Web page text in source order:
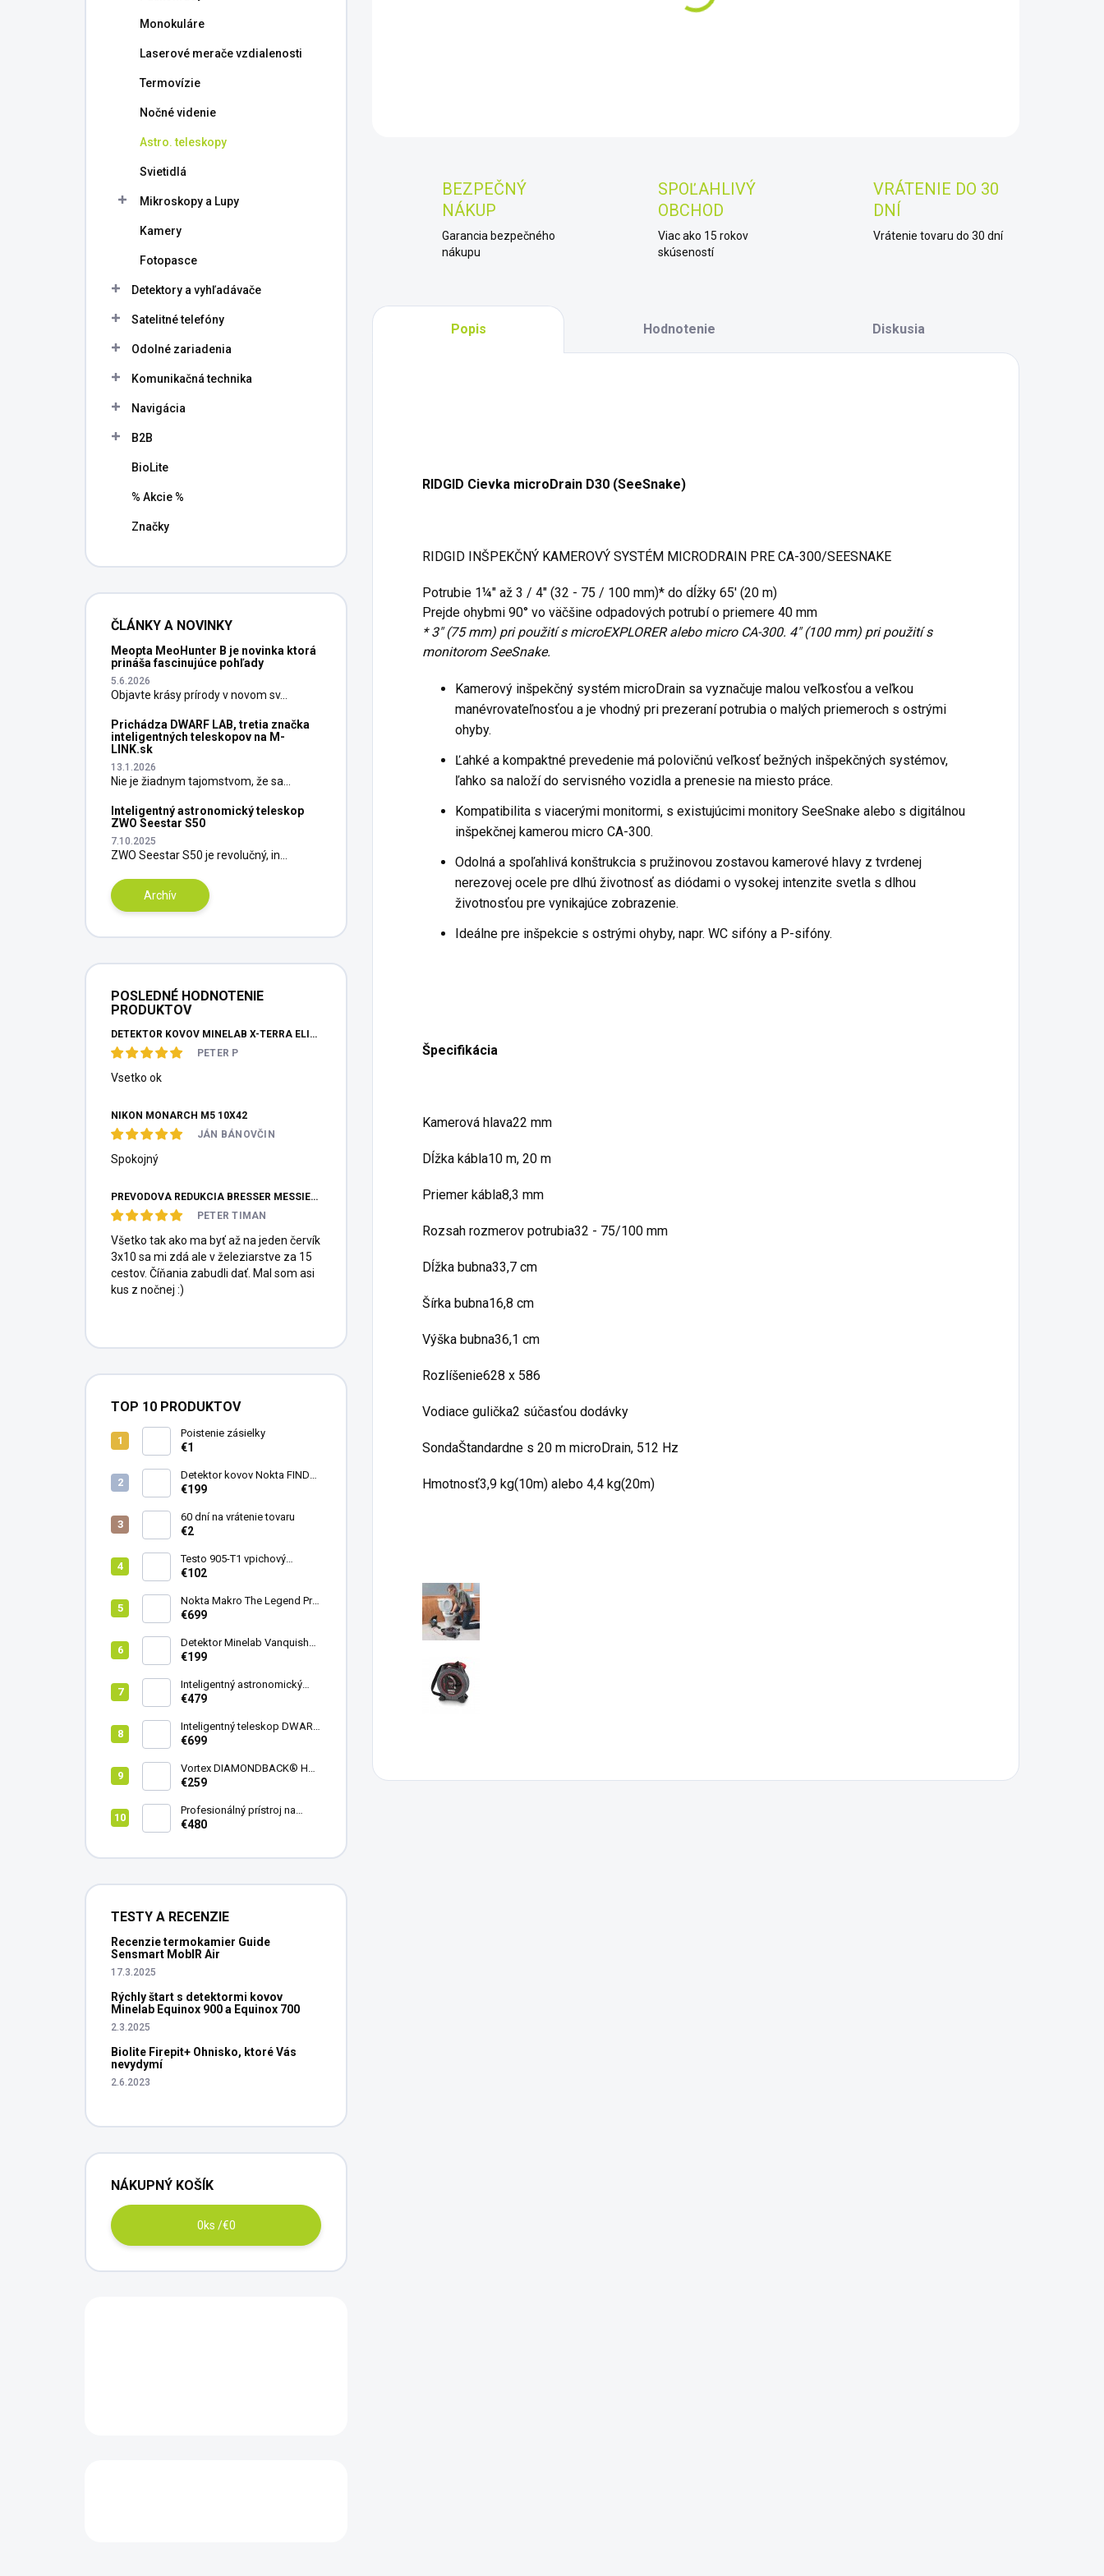
Monokuláre
Laserové merače vzdialenosti
Termovízie
Nočné videnie
Astro. teleskopy
Svietidlá
Mikroskopy a Lupy
Kamery
Fotopasce
Detektory a vyhľadávače
Satelitné telefóny
Odolné zariadenia
Komunikačná technika
Navigácia
B2B
BioLite
% Akcie %
Značky
ČLÁNKY A NOVINKY
Meopta MeoHunter B je novinka ktorá
prináša fascinujúce pohľady
5.6.2026
Objavte krásy prírody v novom sv...
Prichádza DWARF LAB, tretia značka
inteligentných teleskopov na M-
LINK.sk
13.1.2026
Nie je žiadnym tajomstvom, že sa...
Inteligentný astronomický teleskop
ZWO Seestar S50
7.10.2025
ZWO Seestar S50 je revolučný, in...
Archív
POSLEDNÉ HODNOTENIE
PRODUKTOV
DETEKTOR KOVOV MINELAB X-TERRA ELITE PINPOITER SET
PETER P
Vsetko ok
NIKON MONARCH M5 10X42
JÁN BÁNOVČIN
Spokojný
PREVODOVÁ REDUKCIA BRESSER MESSIER HEXAFOC 1:10
PETER TIMAN
Všetko tak ako ma byť až na jeden červík
3x10 sa mi zdá ale v železiarstve za 15
cestov. Číňania zabudli dať. Mal som asi
kus z nočnej :)
TOP 10 PRODUKTOV
Poistenie zásielky
€1
Detektor kovov Nokta FINDX
Pro
€199
60 dní na vrátenie tovaru
€2
Testo 905-T1 vpichový
teplomer
€102
Nokta Makro The Legend Pro
Pack - model 2024
€699
Detektor Minelab Vanquish
340
€199
Inteligentný astronomický
teleskop DwarfLab Dwarf
€479
Inteligentný teleskop DWARF
III + originálny statív DWARF 3
€699
Vortex DIAMONDBACK® HD
8X42
€259
Profesionálný prístroj na
vedenie vŕtania Laserliner
€480
TESTY A RECENZIE
Recenzie termokamier Guide
Sensmart MobIR Air
17.3.2025
Rýchly štart s detektormi kovov
Minelab Equinox 900 a Equinox 700
2.3.2025
Biolite Firepit+ Ohnisko, ktoré Vás
nevydymí
2.6.2023
NÁKUPNÝ KOŠÍK
0ks /€0
BEZPEČNÝ
NÁKUP
Garancia bezpečného
nákupu
SPOĽAHLIVÝ
OBCHOD
Viac ako 15 rokov
skúseností
VRÁTENIE DO 30
DNÍ
Vrátenie tovaru do 30 dní
Popis Hodnotenie Diskusia
RIDGID Cievka microDrain D30 (SeeSnake)
RIDGID INŠPEKČNÝ KAMEROVÝ SYSTÉM MICRODRAIN PRE CA-300/SEESNAKE
Potrubie 1¼" až 3 / 4" (32 - 75 / 100 mm)* do dĺžky 65' (20 m)
Prejde ohybmi 90° vo väčšine odpadových potrubí o priemere 40 mm
* 3" (75 mm) pri použití s microEXPLORER alebo micro CA-300. 4" (100 mm) pri použití s
monitorom SeeSnake.
Kamerový inšpekčný systém microDrain sa vyznačuje malou veľkosťou a veľkou
manévrovateľnosťou a je vhodný pri prezeraní potrubia o malých priemeroch s ostrými
ohyby.
Ľahké a kompaktné prevedenie má polovičnú veľkosť bežných inšpekčných systémov,
ľahko sa naloží do servisného vozidla a prenesie na miesto práce.
Kompatibilita s viacerými monitormi, s existujúcimi monitory SeeSnake alebo s digitálnou
inšpekčnej kamerou micro CA-300.
Odolná a spoľahlivá konštrukcia s pružinovou zostavou kamerové hlavy z tvrdenej
nerezovej ocele pre dlhú životnosť as diódami o vysokej intenzite svetla s dlhou
životnosťou pre vynikajúce zobrazenie.
Ideálne pre inšpekcie s ostrými ohyby, napr. WC sifóny a P-sifóny.
Špecifikácia
Kamerová hlava22 mm
Dĺžka kábla10 m, 20 m
Priemer kábla8,3 mm
Rozsah rozmerov potrubia32 - 75/100 mm
Dĺžka bubna33,7 cm
Šírka bubna16,8 cm
Výška bubna36,1 cm
Rozlíšenie628 x 586
Vodiace gulička2 súčasťou dodávky
SondaŠtandardne s 20 m microDrain, 512 Hz
Hmotnosť3,9 kg(10m) alebo 4,4 ​​kg(20m)